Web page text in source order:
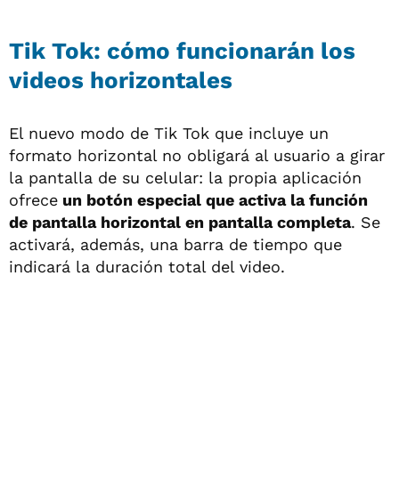
Tik Tok: cómo funcionarán los
videos horizontales
El nuevo modo de Tik Tok que incluye un
formato horizontal no obligará al usuario a girar
la pantalla de su celular: la propia aplicación
ofrece un botón especial que activa la función
de pantalla horizontal en pantalla completa. Se
activará, además, una barra de tiempo que
indicará la duración total del video.